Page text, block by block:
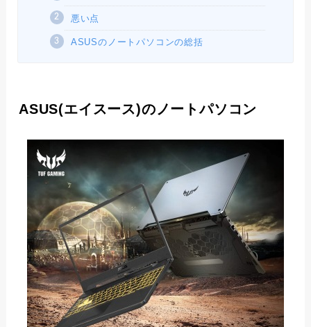
悪い点
ASUSのノートパソコンの総括
ASUS(エイスース)のノートパソコン